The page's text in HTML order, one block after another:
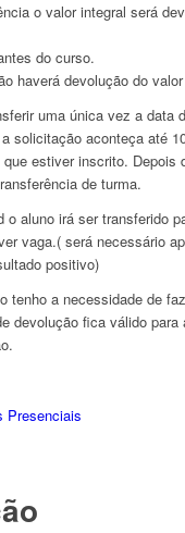
o valor integral será
do curso.
haverá devolução do
uma única vez a data
solicitação aconteça até
estiver inscrito. Depois
de turma.
o aluno irá ser transferido
vaga.( será necessário
positivo)
tenho a necessidade de
devolução fica válido para
Presenciais